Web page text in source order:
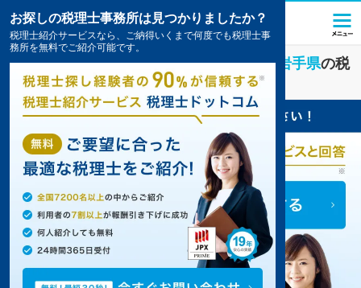
アミューズメント・レジャー業界に強い 岩手県の税
理士・会計事務所の一覧2件掲載中
お探しの税理士事務所は見つかりましたか？
税理士紹介サービスなら、ご納得いくまで何度でも税理士事
務所を無料でご紹介可能です。